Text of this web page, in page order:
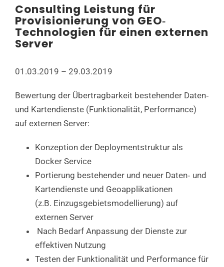
Consulting Leistung für
Provisionierung von GEO‐
Technologien für einen externen
Server
01.03.2019 – 29.03.2019
Bewertung der Übertragbarkeit bestehender Daten‐
und Kartendienste (Funktionalität, Performance)
auf externen Server:
Konzeption der Deploymentstruktur als
Docker Service
Portierung bestehender und neuer Daten‐ und
Kartendienste und Geoapplikationen
(z.B. Einzugsgebietsmodellierung) auf
externen Server
Nach Bedarf Anpassung der Dienste zur
effektiven Nutzung
Testen der Funktionalität und Performance für